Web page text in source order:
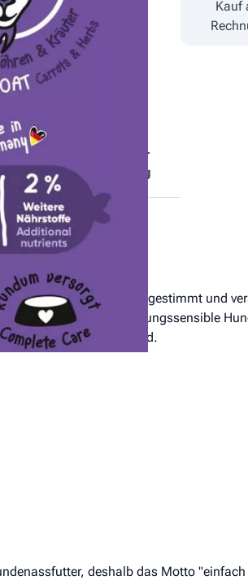
Kauf
den mordernen Hund abgestimmt und
dazu auch für ernährungssensible
Fleischart verwendet wird.
deshalb das Motto
Fütterungs­
empfehlung